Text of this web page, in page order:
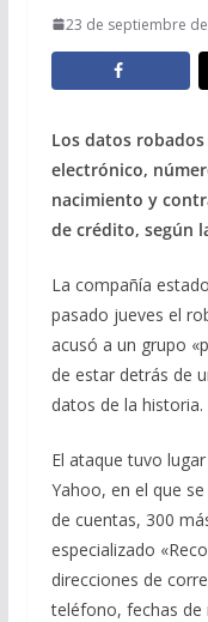
23 de septiembre
Los datos
electrónico,
nacimiento y
de crédito, según
La compañía
pasado jueves el
acusó a un grupo
de estar detrás de
datos de la historia.
El ataque tuvo
Yahoo, en el que
de cuentas, 300
especializado
direcciones de
teléfono, fechas de